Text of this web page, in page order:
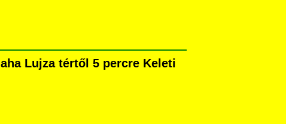
Lujza tértől 5 percre Keleti